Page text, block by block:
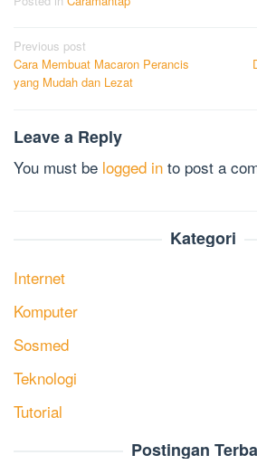
Post
navigation
Previous post
Cara Membuat Macaron Perancis
yang Mudah dan Lezat
Leave a Reply
You must be logged in to post a
Kategori
Internet
Komputer
Sosmed
Teknologi
Tutorial
Postingan